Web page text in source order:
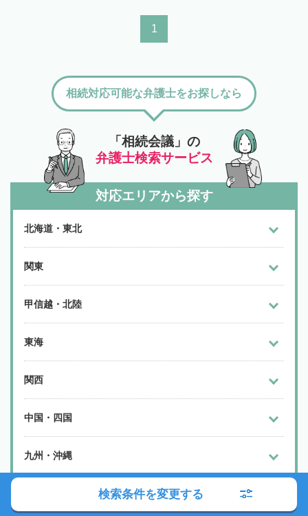
1
「相続会議」の
弁護士検索サービス
相続対応可能な弁護士をお探しなら
対応エリアから探す
北海道・東北
関東
甲信越・北陸
東海
関西
中国・四国
九州・沖縄
よく検索されるエリア検索条件を変更する